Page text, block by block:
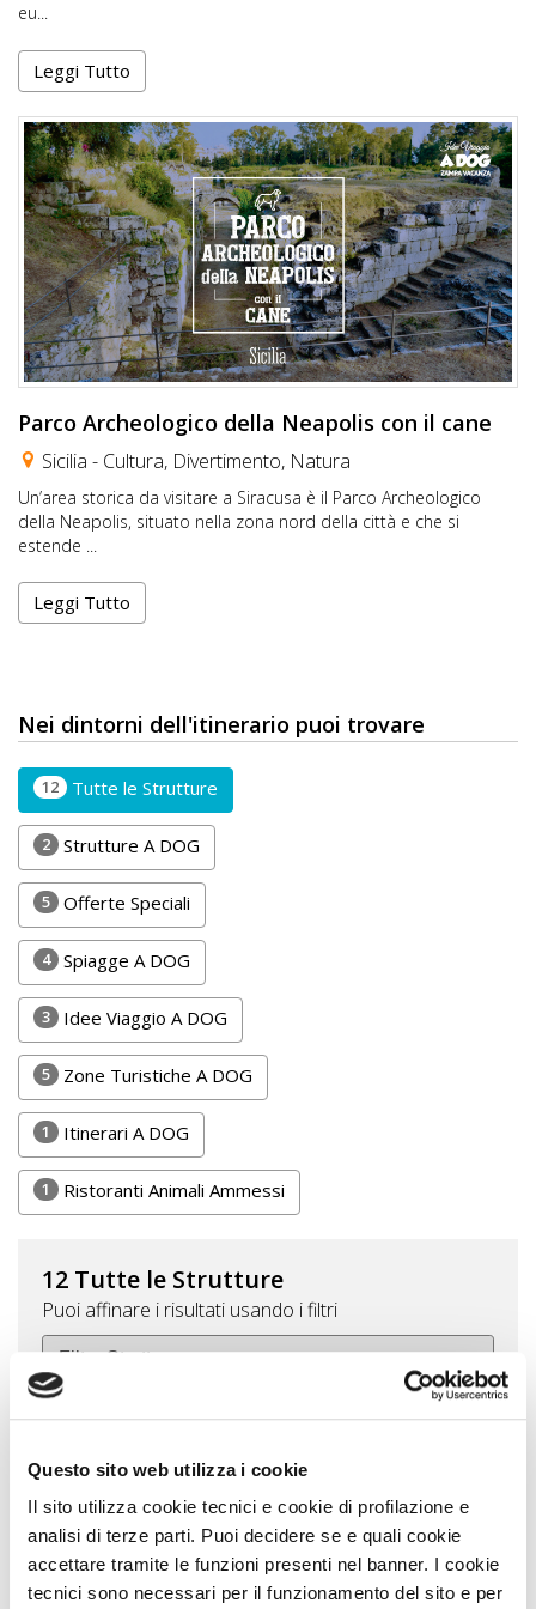
Questo sito web utilizza i cookie
Il sito utilizza cookie tecnici e cookie di profilazione e
analisi di terze parti. Puoi decidere se e quali cookie
accettare tramite le funzioni presenti nel banner. I cookie
tecnici sono necessari per il funzionamento del sito e per
eu...
Leggi Tutto
Parco Archeologico della Neapolis con il cane
Sicilia - Cultura, Divertimento, Natura
Un’area storica da visitare a Siracusa è il Parco Archeologico
della Neapolis, situato nella zona nord della città e che si
estende ...
Leggi Tutto
Nei dintorni dell'itinerario puoi trovare
12 Tutte le Strutture
2 Strutture A DOG
5 Offerte Speciali
4 Spiagge A DOG
3 Idee Viaggio A DOG
5 Zone Turistiche A DOG
1 Itinerari A DOG
1 Ristoranti Animali Ammessi
12 Tutte le Strutture
Puoi affinare i risultati usando i filtri
Filtra
Reset filtro